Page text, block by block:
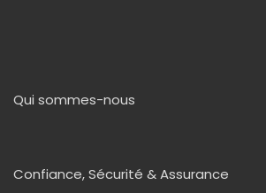
Qui sommes-nous
Confiance, Sécurité & Assurance